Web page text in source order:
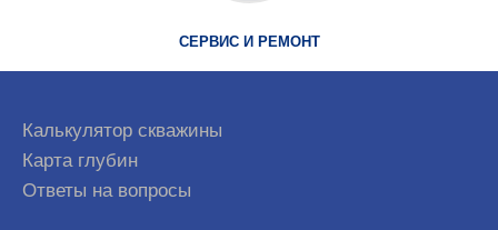
СЕРВИС И РЕМОНТ
Калькулятор скважины
Карта глубин
Ответы на вопросы